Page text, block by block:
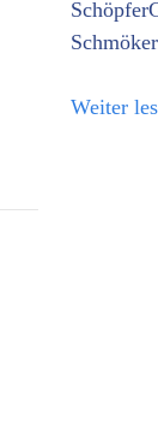
Weiter